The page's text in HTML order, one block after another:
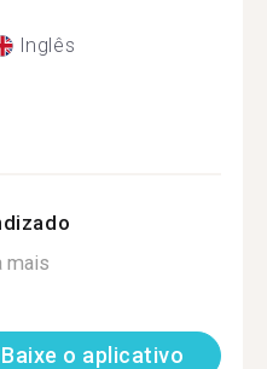
Inglês
mais
Baixe o aplicativo